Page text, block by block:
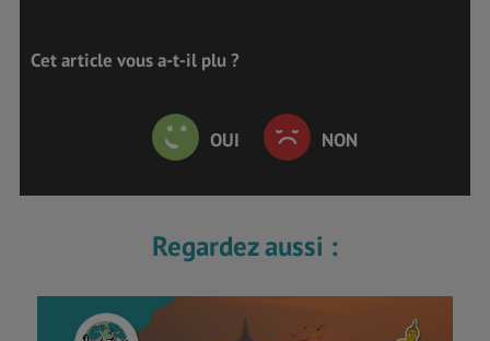
Cet article vous a-t-il plu ?
OUI NON
Regardez aussi :